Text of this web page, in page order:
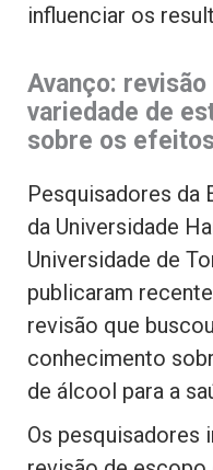
influenciar os
Avanço:
variedade de
sobre os
Pesquisadores da
da Universidade
Universidade de
publicaram
revisão que
conhecimento
de álcool para a
Os pesquisadores